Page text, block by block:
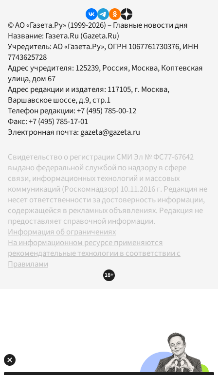
© АО «Газета.Ру» (1999-2026) – Главные новости дня
Название: Газета.Ru (Gazeta.Ru)
Учредитель:АО «Газета.Ру», ОГРН 1067761730376, ИНН
7743625728
Адрес учредителя: 125239, Россия, Москва, Коптевская
улица, дом 67
Адрес редакции и издателя: 117105, г. Москва,
Варшавское шоссе, д.9, стр.1
Телефон редакции:+7 (495) 785-00-12
Факс:+7 (495) 785-17-01
Электронная почта:gazeta@gazeta.ru
Свидетельство о регистрации СМИ Эл № ФС77-67642
выдано федеральной службой по надзору в сфере
связи, информационных технологий и массовых
коммуникаций (Роскомнадзор) 10.11.2016 г. Редакция не
несет ответственности за достоверность информации,
содержащейся в рекламных объявлениях. Редакция не
предоставляет справочной информации.
Информация об ограничениях
На информационном ресурсе применяются
рекомендательные технологии в соответствии с
Правилами
18+